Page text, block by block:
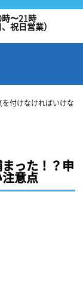
時〜21時
、祝日営業）
付けなければいけな
った！？申
意点